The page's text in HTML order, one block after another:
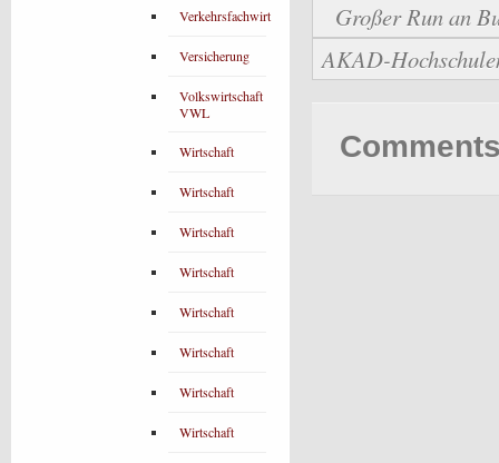
Großer Run an
AKAD-
Verkehrsfachwirt
Versicherung
Volkswirtschaft
VWL
Wirtschaft
Wirtschaft
Wirtschaft
Wirtschaft
Wirtschaft
Wirtschaft
Wirtschaft
Wirtschaft